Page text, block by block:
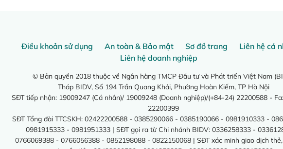
Điều khoản sử dụng An toàn & Bảo mật Sơ đồ trang
Liên hệ cá
Liên hệ doanh nghiệp
© Bản quyền 2018 thuộc về Ngân hàng TMCP Đầu tư và Phát triển Việt Nam
Tháp BIDV, Số 194 Trần Quang Khải, Phường Hoàn Kiếm, TP Hà Nội
SĐT tiếp nhận: 19009247 (Cá nhân)/ 19009248 (Doanh nghiệp)/(+84-24) 22200588 -
22200399
SĐT Tổng đài TTCSKH: 02422200588 - 0385290066 - 0385190066 - 0981910333 -
0981915333 - 0981951333 | SĐT gọi ra từ Chi nhánh BIDV: 0336258333 -
0766069388 - 0766056388 - 0852198088 - 0822150068 | SĐT xác minh giao dịch